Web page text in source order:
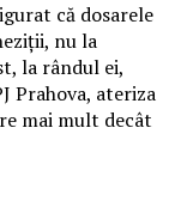
că dosarele
nu la
la rândul ei,
Prahova, ateriza
mai mult decât